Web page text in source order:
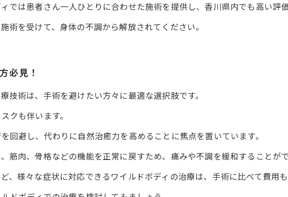
では患者さん一人ひとりに合わせた施術を提供し、香川県内でも高い評価
術を受けて、身体の不調から解放されてください。
必見！
技術は、手術を避けたい方々に最適な選択肢です。
クも伴います。
回避し、代わりに自然治癒力を高めることに焦点を置いています。
筋肉、骨格などの機能を正常に戻すため、痛みや不調を緩和することがで
、様々な症状に対応できるワイルドボディの治療は、手術に比べて費用